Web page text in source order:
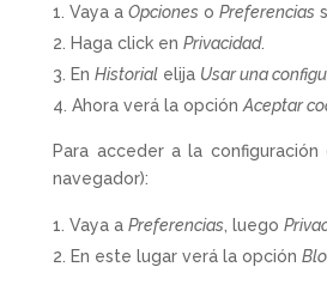
Vaya aOpciones oPreferencias
Haga click enPrivacidad.
EnHistorial elija Usar una
Ahora verá la opciónAceptar
Para acceder a la
navegador):
Vaya aPreferencias , luego
En este lugar verá la opción